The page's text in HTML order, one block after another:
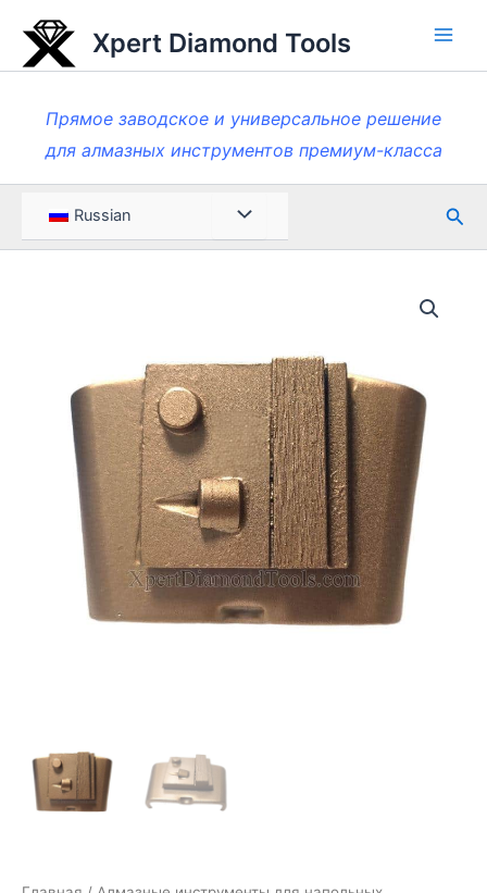
содержанию
Xpert Diamond Tools
Прямое заводское и универсальное решение
для алмазных инструментов премиум-класса
Russian Меню